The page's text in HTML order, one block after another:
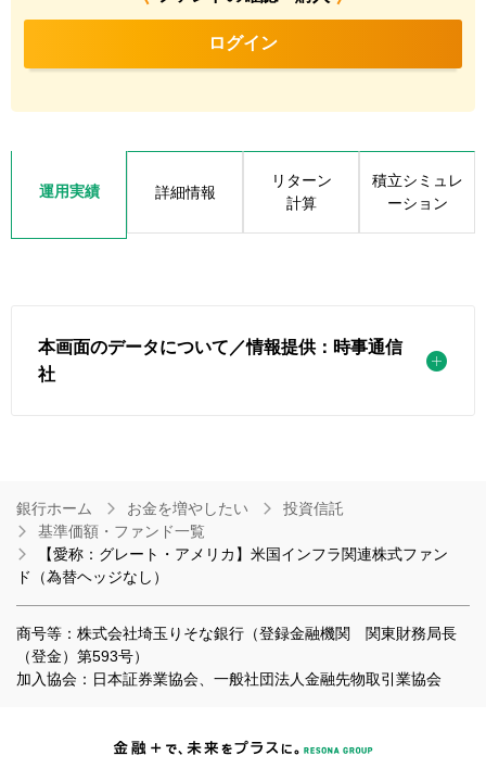
ログイン
運用実績 詳細情報
リターン
計算
積立シミュレ
ーション
本画面のデータについて／情報提供：時事通信
社
銀行ホーム お金を増やしたい
投資信託
基準価額・ファンド一覧
【愛称：グレート・アメリカ】米国インフラ関連株式ファン
ド（為替ヘッジなし）
商号等：株式会社埼玉りそな銀行（登録金融機関 関東財務局長
（登金）第593号）
加入協会：日本証券業協会、一般社団法人金融先物取引業協会